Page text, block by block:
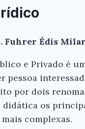
Fuhrer Édis
e Privado é
pessoa
por dois
didática os
complexas.